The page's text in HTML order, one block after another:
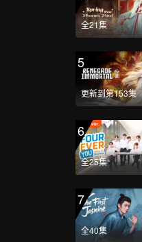
11A
全21集
5
更新到第153集
6
全25集
7
全40集